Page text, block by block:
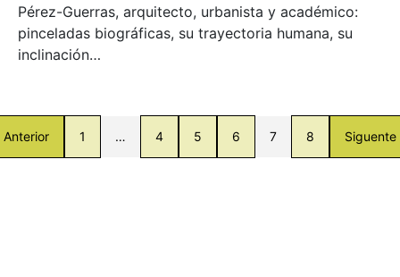
Pérez-Guerras, arquitecto, urbanista y académico:
pinceladas biográficas, su trayectoria humana, su
inclinación…
Anterior 1 … 4 5 6 7 8 Siguente